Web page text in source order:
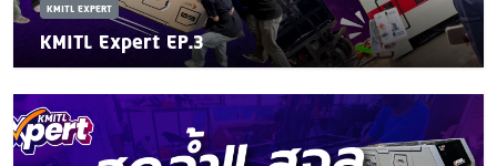
KMITL EXPERT
KMITL Expert EP.3